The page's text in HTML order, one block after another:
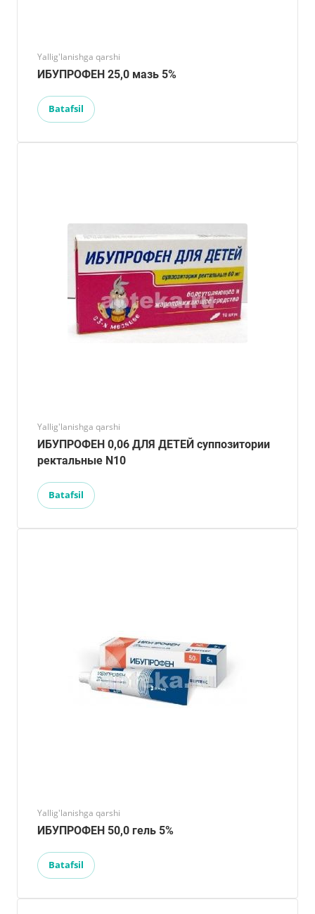
Yallig'lanishga qarshi
ИБУПРОФЕН 25,0 мазь 5%
Batafsil
Yallig'lanishga qarshi
ИБУПРОФЕН 0,06 ДЛЯ ДЕТЕЙ суппозитории
ректальные N10
Batafsil
Yallig'lanishga qarshi
ИБУПРОФЕН 50,0 гель 5%
Batafsil